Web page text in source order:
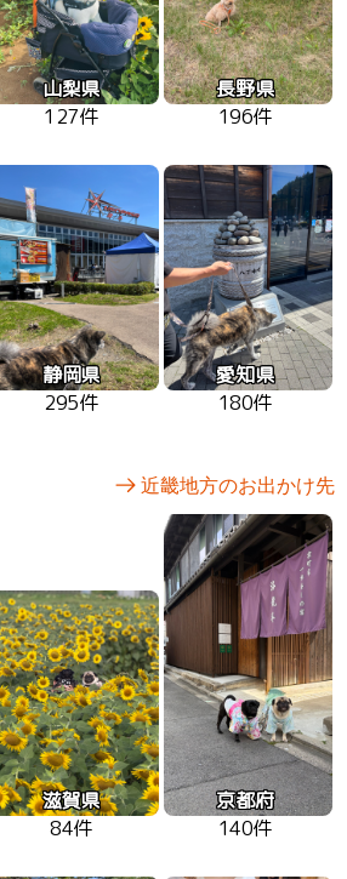
山梨県
127件
長野県
196件
静岡県
295件
愛知県
180件
近畿地方のお出かけ先
滋賀県
84件
京都府
140件